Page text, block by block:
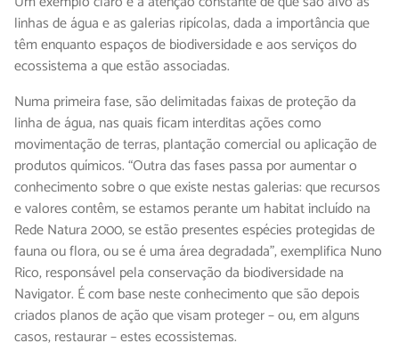
linhas de água e as galerias ripícolas, dada a importância que
têm enquanto espaços de biodiversidade e aos serviços do
ecossistema a que estão associadas.
Numa primeira fase, são delimitadas faixas de proteção da
linha de água, nas quais ficam interditas ações como
movimentação de terras, plantação comercial ou aplicação de
produtos químicos. “Outra das fases passa por aumentar o
conhecimento sobre o que existe nestas galerias: que recursos
e valores contêm, se estamos perante um habitat incluído na
Rede Natura 2000, se estão presentes espécies protegidas de
fauna ou flora, ou se é uma área degradada”, exemplifica Nuno
Rico, responsável pela conservação da biodiversidade na
Navigator. É com base neste conhecimento que são depois
criados planos de ação que visam proteger – ou, em alguns
casos, restaurar – estes ecossistemas.